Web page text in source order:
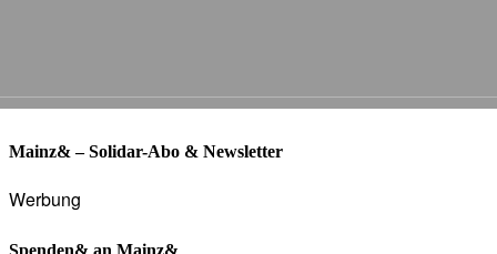
Mainz& – Solidar-Abo & Newsletter
Werbung
Spenden& an Mainz&